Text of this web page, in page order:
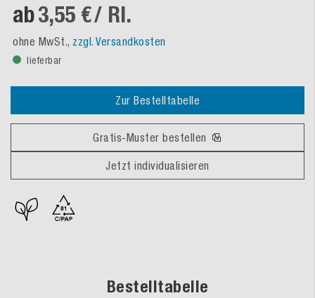
ab3,55 €/ Rl.
ohne MwSt., zzgl. Versandkosten
lieferbar
Zur Bestelltabelle
Gratis-Muster bestellen
Jetzt individualisieren
Bestelltabelle